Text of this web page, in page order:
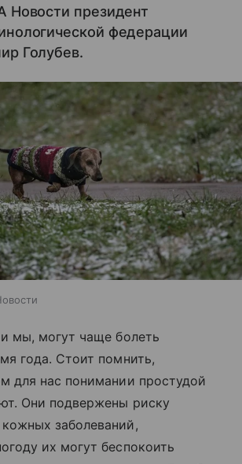
Новости президент
федерации
Голубев.
мы, могут чаще болеть
года. Стоит помнить,
для нас понимании простудой
Они подвержены риску
заболеваний,
их могут беспокоить